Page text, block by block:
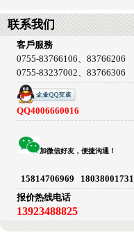
联系我们
客戶服務
0755-83766106、83766206
0755-83237002、83766306
QQ4006660016
加微信好友，便捷沟通！
15814706969 18038001731
报价热线电话
13923488825